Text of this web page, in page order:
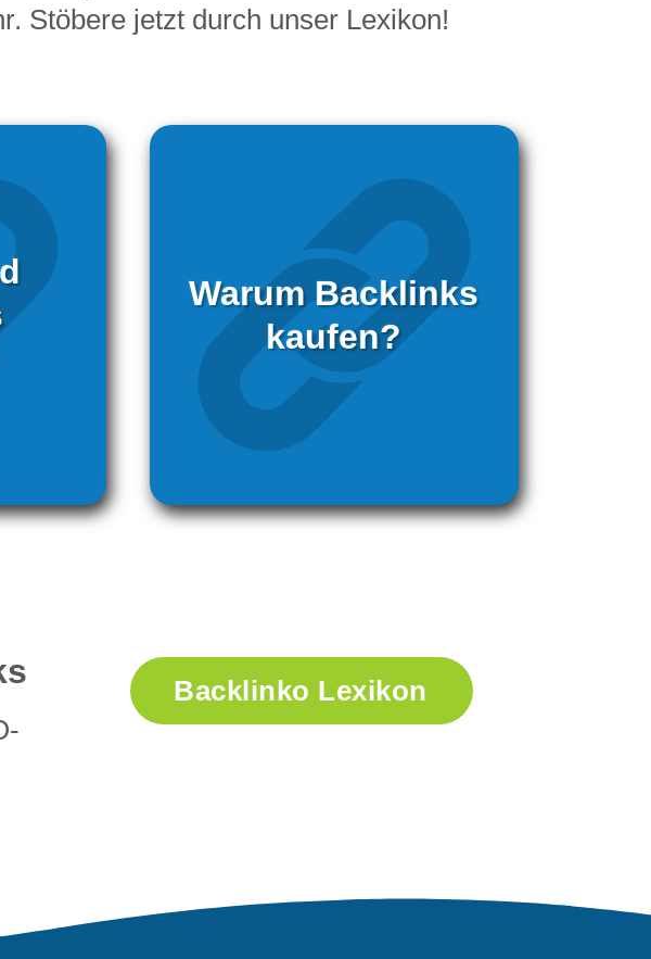
Stöbere jetzt durch unser Lexikon!
Warum Backlinks
kaufen?
Backlinko Lexikon